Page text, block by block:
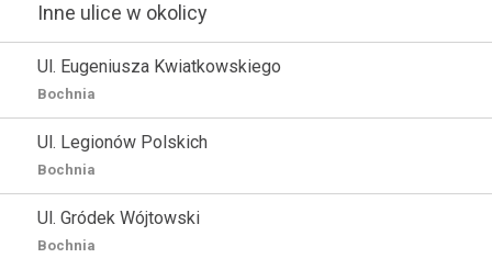
Inne ulice w okolicy
Ul. Eugeniusza Kwiatkowskiego
Bochnia
Ul. Legionów Polskich
Bochnia
Ul. Gródek Wójtowski
Bochnia